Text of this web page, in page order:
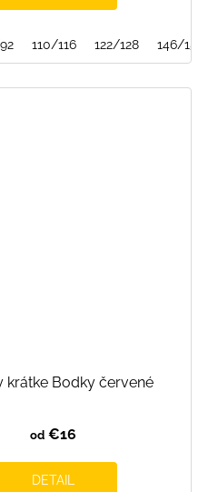
110/116 122/128 146/152
krátke Bodky červené
od €16
DETAIL